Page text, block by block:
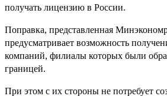
получать лицензию в России.
Поправка, представленная
предусматривает возможность
компаний, филиалы которых были
границей.
При этом с их стороны не потребует